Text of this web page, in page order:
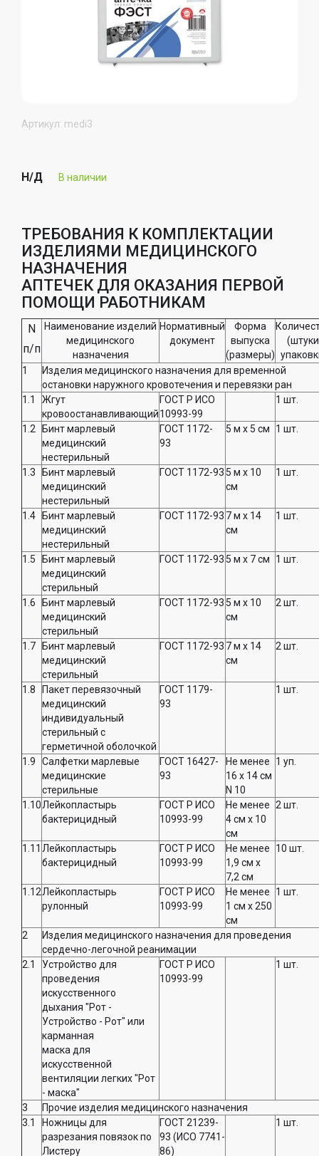
Артикул: medi3
Н/Д В наличии
ТРЕБОВАНИЯ К КОМПЛЕКТАЦИИ
ИЗДЕЛИЯМИ МЕДИЦИНСКОГО
НАЗНАЧЕНИЯ
АПТЕЧЕК ДЛЯ ОКАЗАНИЯ ПЕРВОЙ
ПОМОЩИ РАБОТНИКАМ
N
п/п
Наименование изделий
медицинского
назначения
Нормативный
документ
Форма
выпуска
(размеры)
1
Изделия медицинского назначения для временной
остановки наружного кровотечения и перевязки ран
1.1
Жгут
кровоостанавливающий
ГОСТ Р ИСО
10993-99
1 шт.
1.2
Бинт марлевый
медицинский
нестерильный
ГОСТ 1172-
93
5 м x 5 см 1 шт.
1.3
Бинт марлевый
медицинский
нестерильный
ГОСТ 1172-93 5 м x 10
см
1 шт.
1.4 Бинт марлевый
медицинский
нестерильный
ГОСТ 1172-93 7 м x 14
см
1 шт.
1.5
Бинт марлевый
медицинский
стерильный
ГОСТ 1172-93 5 м x 7 см 1 шт.
1.6
Бинт марлевый
медицинский
стерильный
ГОСТ 1172-93 5 м x 10
см
2 шт.
1.7 Бинт марлевый
медицинский
стерильный
ГОСТ 1172-93 7 м x 14
см
2 шт.
1.8
Пакет перевязочный
медицинский
индивидуальный
стерильный с
герметичной оболочкой
ГОСТ 1179-
93
1 шт.
1.9
Салфетки марлевые
медицинские
стерильные
ГОСТ 16427-
93
Не менее
16 x 14 см
N 10
1 уп.
1.10Лейкопластырь
бактерицидный
ГОСТ Р ИСО
10993-99
Не менее
4 см x 10
см
2 шт.
1.11 Лейкопластырь
бактерицидный
ГОСТ Р ИСО
10993-99
Не менее
1,9 см x
7,2 см
10 шт.
1.12Лейкопластырь
рулонный
ГОСТ Р ИСО
10993-99
Не менее
1 см x 250
см
1 шт.
2
Изделия медицинского назначения для проведения
сердечно-легочной реанимации
2.1
Устройство для
проведения
искусственного
дыхания "Рот -
Устройство - Рот" или
карманная
маска для
искусственной
вентиляции легких "Рот
- маска"
ГОСТ Р ИСО
10993-99
1 шт.
3
Прочие изделия медицинского назначения
3.1
Ножницы для
разрезания повязок по
Листеру
ГОСТ 21239-
93 (ИСО 7741-
86)
1 шт.